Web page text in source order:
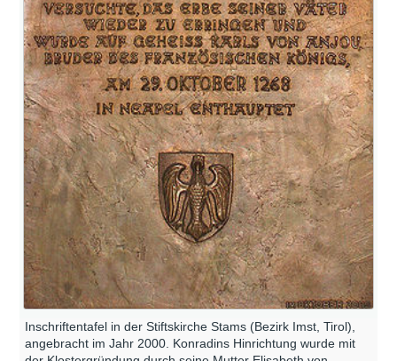
Inschriftentafel in der Stiftskirche Stams (Bezirk Imst, Tirol),
angebracht im Jahr 2000. Konradins Hinrichtung wurde mit